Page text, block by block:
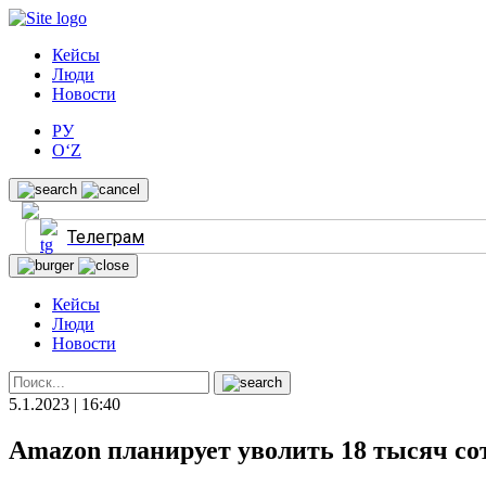
Кейсы
Люди
Новости
РУ
O‘Z
Телеграм
Кейсы
Люди
Новости
5.1.2023 | 16:40
Amazon планирует уволить 18 тысяч